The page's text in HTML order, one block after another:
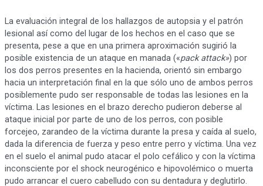
La evaluación integral de los hallazgos de autopsia y el patrón
lesional así como del lugar de los hechos en el caso que se
presenta, pese a que en una primera aproximación sugirió la
posible existencia de un ataque en manada («pack attack») por
los dos perros presentes en la hacienda, orientó sin embargo
hacia un interpretación final en la que sólo uno de ambos perros
posiblemente pudo ser responsable de todas las lesiones en la
víctima. Las lesiones en el brazo derecho pudieron deberse al
ataque inicial por parte de uno de los perros, con posible
forcejeo, zarandeo de la víctima durante la presa y caída al suelo,
dada la diferencia de fuerza y peso entre perro y víctima. Una vez
en el suelo el animal pudo atacar el polo cefálico y con la víctima
inconsciente por el shock neurogénico e hipovolémico o muerta
pudo arrancar el cuero cabelludo con su dentadura y deglutirlo.